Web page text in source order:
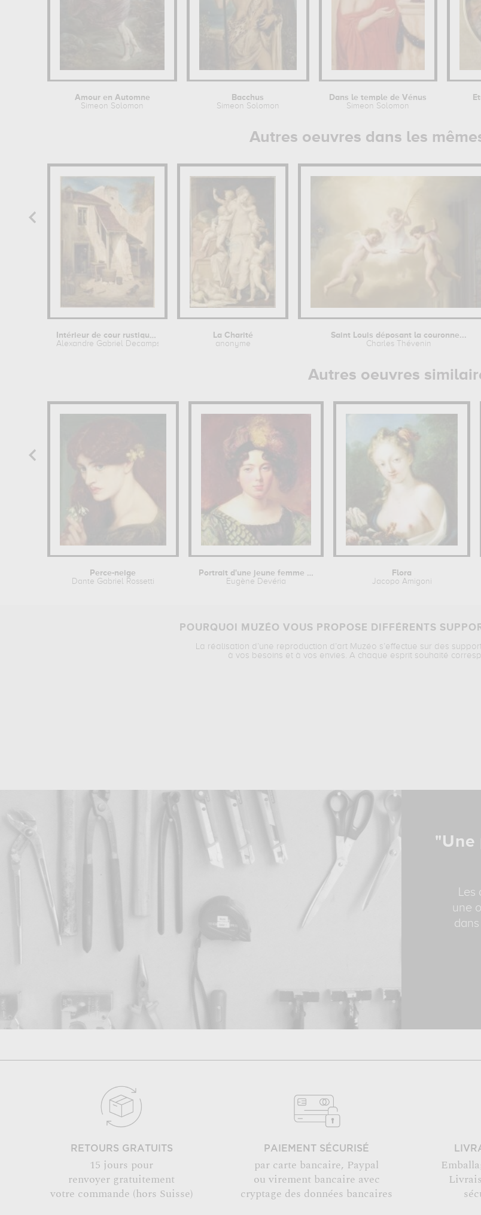
Amour en Automne
Simeon Solomon
Bacchus
Simeon Solomon
Dans le temple de Vénus
Simeon Solomon
Autres oeuvres dans les
Intérieur de cour rustique à...
Alexandre Gabriel Decamps
La Charité
anonyme
Saint Louis déposant la couronne...
Charles Thévenin
Autres oeuvres
Perce-neige
Dante Gabriel Rossetti
Portrait d'une jeune femme écossaise
Eugène Devéria
Flora
Jacopo Amigoni
POURQUOI MUZÉO VOUS PROPOSE DIFFÉRENTS
La réalisation d’une reproduction d’art Muzéo s’effectue sur des
à vos besoins et à vos envies. A chaque esprit souhaité
"Une
Les
une
RETOURS GRATUITS
15 jours pour
renvoyer gratuitement
votre commande (hors Suisse)
PAIEMENT SÉCURISÉ
par carte bancaire, Paypal
ou virement bancaire avec
cryptage des données bancaires